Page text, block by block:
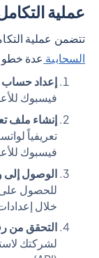
عملية
تتضمن عملية
السحابية عدة
إعداد حساب
فيسبوك
إنشاء ملف
تعريفياً
فيسبوك
الوصول إلى
للحصول
خلال
التحقق من
لشركتك